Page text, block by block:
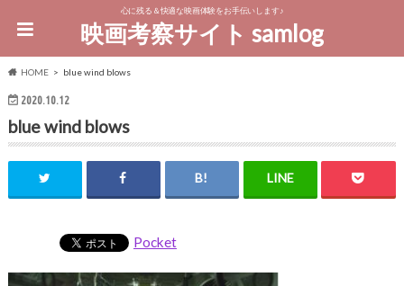
心に残る＆快適な映画体験をお手伝いします♪
映画考察サイト samlog
HOME blue wind blows
2020.10.12
blue wind blows
Pocket